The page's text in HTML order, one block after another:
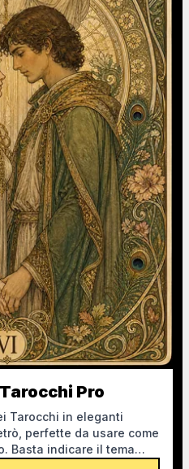
Pro
Tarocchi in eleganti
perfette da usare come
Basta indicare il tema